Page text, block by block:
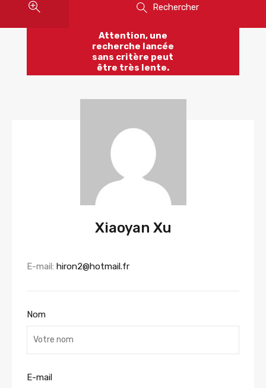
Rechercher
Attention, une
recherche lancée
sans critère peut
être très lente.
Xiaoyan Xu
E-mail: hiron2@hotmail.fr
Nom
E-mail